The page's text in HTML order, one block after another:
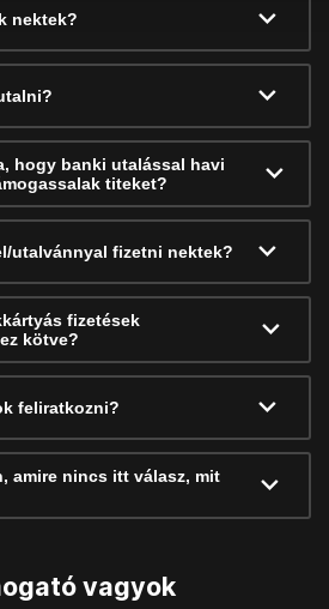
nektek?
hogy banki utalással havi
titeket?
utalvánnyal fizetni nektek?
fizetések
kötve?
feliratkozni?
amire nincs itt válasz, mit
vagyok